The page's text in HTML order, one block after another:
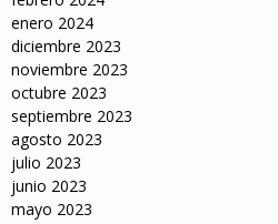
enero 2024
diciembre 2023
noviembre 2023
octubre 2023
septiembre 2023
agosto 2023
julio 2023
junio 2023
mayo 2023